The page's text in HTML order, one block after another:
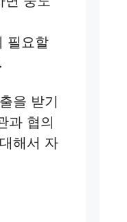
필요할
을 받기
과 협의
해서 자